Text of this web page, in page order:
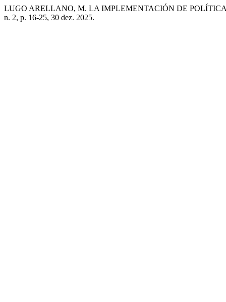
LUGO ARELLANO, M. LA IMPLEMENTACIÓN DE
n. 2, p. 16-25, 30 dez. 2025.